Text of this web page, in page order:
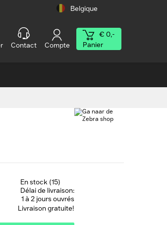
Belgique
Contact Compte
€ 0,-
Panier
En stock (15)
Délai de livraison:
1 à 2 jours ouvrés
Livraison gratuite!